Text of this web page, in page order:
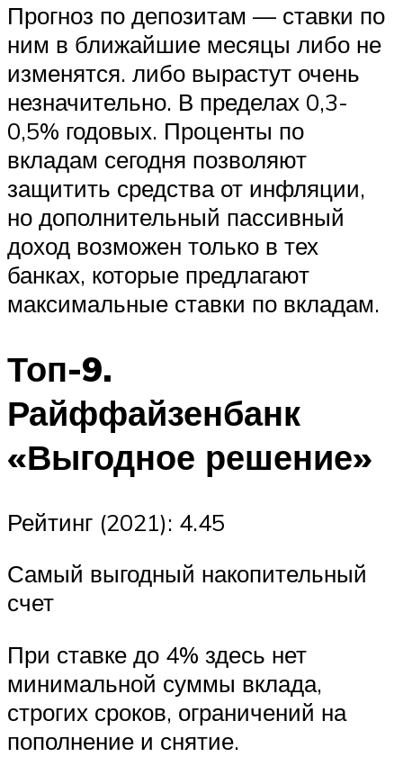
Прогноз по депозитам — ставки по
ним в ближайшие месяцы либо не
изменятся. либо вырастут очень
незначительно. В пределах 0,3-
0,5% годовых. Проценты по
вкладам сегодня позволяют
защитить средства от инфляции,
но дополнительный пассивный
доход возможен только в тех
банках, которые предлагают
максимальные ставки по вкладам.
Топ-9.
Райффайзенбанк
«Выгодное решение»
Рейтинг (2021): 4.45
Самый выгодный накопительный
счет
При ставке до 4% здесь нет
минимальной суммы вклада,
строгих сроков, ограничений на
пополнение и снятие.